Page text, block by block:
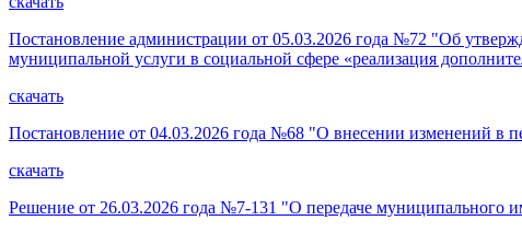
Постановление администрации от 05.03.2026 года №72 "Об
муниципальной услуги в социальной сфере «реализация
скачать
Постановление от 04.03.2026 года №68 "О внесении изменений в
скачать
Решение от 26.03.2026 года №7-131 "О передаче муниципального